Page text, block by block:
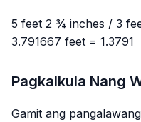
5 feet 2 ¾ inches / 3
3.791667 feet = 1.3791
Pagkalkula Nang
Gamit ang